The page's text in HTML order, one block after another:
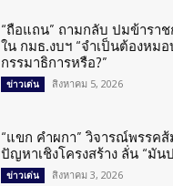
“ถือแถน” ถามกลับ ปมข้าราช
ใน กมธ.งบฯ “จำเป็นต้องหม
กรรมาธิการหรือ?”
ข่าวเด่น สิงหาคม 5, 2026
“แขก คำผกา” วิจารณ์พรรค
ปัญหาเชิงโครงสร้าง ลั่น “มัน
ข่าวเด่น สิงหาคม 3, 2026